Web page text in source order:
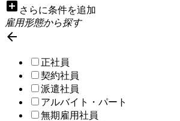
add_box さらに条件を追加
雇用形態から探す

正社員
契約社員
派遣社員
アルバイト・パート
無期雇用社員